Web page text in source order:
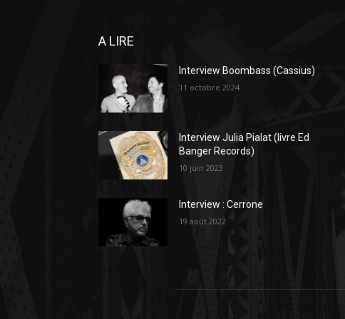
A LIRE
Interview Boombass (Cassius)
11 octobre 2024
Interview Julia Pialat (livre Ed
Banger Records)
10 juin 2023
Interview : Cerrone
19 août 2022